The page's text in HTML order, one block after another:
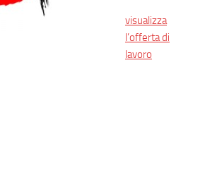
visualizza
l’offerta di
lavoro